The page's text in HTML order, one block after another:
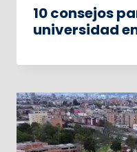
10 consejos
universidad